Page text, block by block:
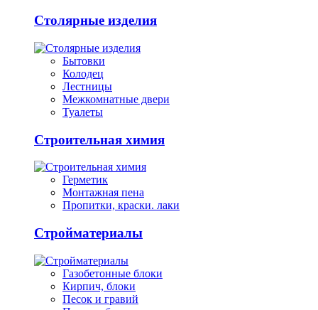
Столярные изделия
Бытовки
Колодец
Лестницы
Межкомнатные двери
Туалеты
Строительная химия
Герметик
Монтажная пена
Пропитки, краски. лаки
Стройматериалы
Газобетонные блоки
Кирпич, блоки
Песок и гравий